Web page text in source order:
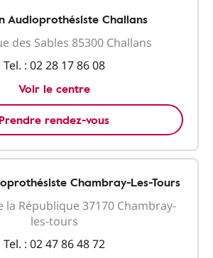
Audioprothésiste Challans
des Sables 85300 Challans
Tel. : 02 28 17 86 08
Voir le centre
Prendre rendez-vous
Chambray-Les-Tours
la République 37170 Chambray-
les-tours
Tel. : 02 47 86 48 72